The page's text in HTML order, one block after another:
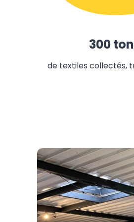
300
de textiles collectés,